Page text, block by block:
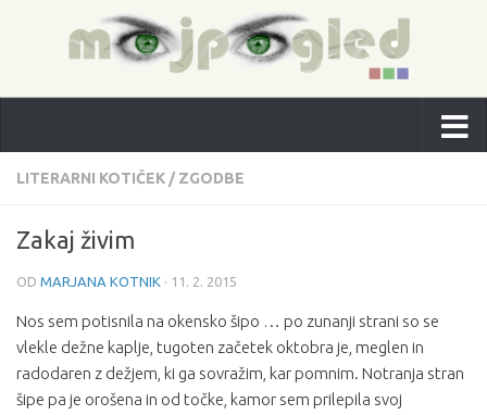
LITERARNI KOTIČEK / ZGODBE
Zakaj živim
OD MARJANA KOTNIK · 11. 2. 2015
Nos sem potisnila na okensko šipo … po zunanji strani so se
vlekle dežne kaplje, tugoten začetek oktobra je, meglen in
radodaren z dežjem, ki ga sovražim, kar pomnim. Notranja stran
šipe pa je orošena in od točke, kamor sem prilepila svoj